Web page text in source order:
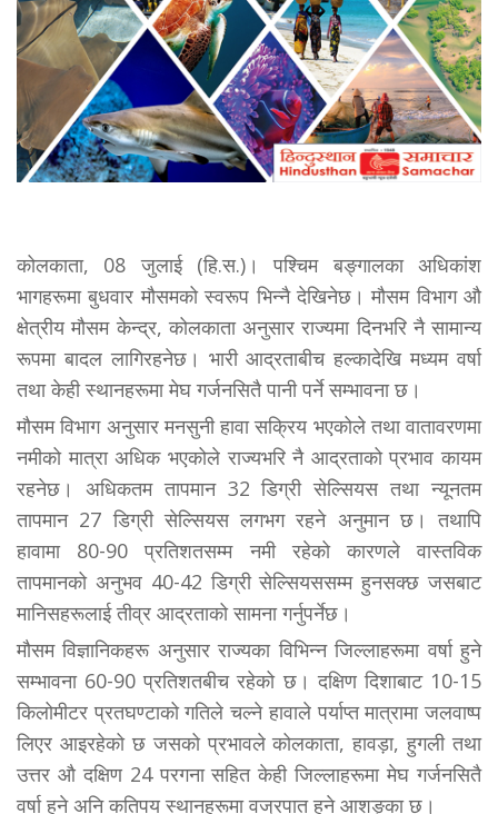
कोलकाता, 08 जुलाई (हि.स.)। पश्चिम बङ्गालका अधिकांश
भागहरूमा बुधवार मौसमको स्वरूप भिन्नै देखिनेछ। मौसम विभाग औ
क्षेत्रीय मौसम केन्द्र, कोलकाता अनुसार राज्यमा दिनभरि नै सामान्य
रूपमा बादल लागिरहनेछ। भारी आद्रताबीच हल्कादेखि मध्यम वर्षा
तथा केही स्थानहरूमा मेघ गर्जनसितै पानी पर्ने सम्भावना छ।
मौसम विभाग अनुसार मनसुनी हावा सक्रिय भएकोले तथा वातावरणमा
नमीको मात्रा अधिक भएकोले राज्यभरि नै आद्रताको प्रभाव कायम
रहनेछ। अधिकतम तापमान 32 डिग्री सेल्सियस तथा न्यूनतम
तापमान 27 डिग्री सेल्सियस लगभग रहने अनुमान छ। तथापि
हावामा 80-90 प्रतिशतसम्म नमी रहेको कारणले वास्तविक
तापमानको अनुभव 40-42 डिग्री सेल्सियससम्म हुनसक्छ जसबाट
मानिसहरूलाई तीव्र आद्रताको सामना गर्नुपर्नेछ।
मौसम विज्ञानिकहरू अनुसार राज्यका विभिन्न जिल्लाहरूमा वर्षा हुने
सम्भावना 60-90 प्रतिशतबीच रहेको छ। दक्षिण दिशाबाट 10-15
किलोमीटर प्रतघण्टाको गतिले चल्ने हावाले पर्याप्त मात्रामा जलवाष्प
लिएर आइरहेको छ जसको प्रभावले कोलकाता, हावड़ा, हुगली तथा
उत्तर औ दक्षिण 24 परगना सहित केही जिल्लाहरूमा मेघ गर्जनसितै
वर्षा हुने अनि कतिपय स्थानहरूमा वज्रपात हुने आशङ्का छ।